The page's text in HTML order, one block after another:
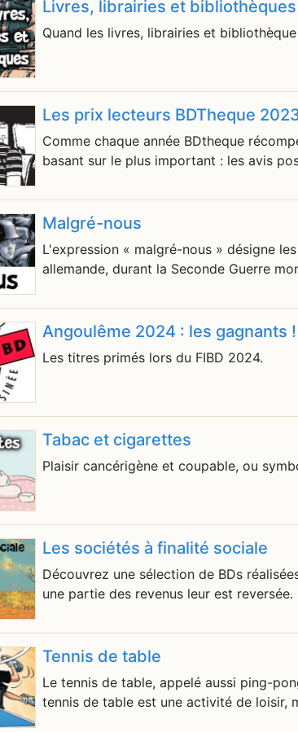
Livres, librairies et bibliothèques
Quand les livres, librairies et
Les prix lecteurs BDTheque
Comme chaque année BDtheque
basant sur le plus important : les avis
Malgré-nous
L'expression « malgré-nous » désigne
allemande, durant la Seconde Guerre
Angoulême 2024 : les gagnants !
Les titres primés lors du FIBD 2024.
Tabac et cigarettes
Plaisir cancérigène et coupable, ou
Les sociétés à finalité sociale
Découvrez une sélection de BDs
une partie des revenus leur est reversée.
Tennis de table
Le tennis de table, appelé aussi ping-
tennis de table est une activité de loisir,